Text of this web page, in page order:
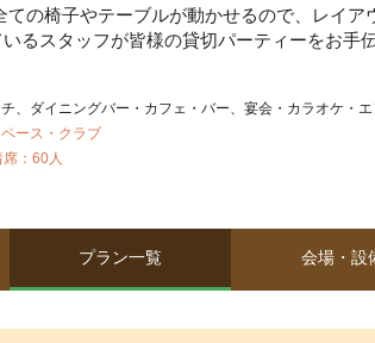
ての椅子やテーブルが動かせるので、レイ
るスタッフが皆様の貸切パーティーをお手
ダイニングバー・カフェ・バー
宴会・カラオケ・
ース・クラブ
：60人
プラン一覧 会場・設